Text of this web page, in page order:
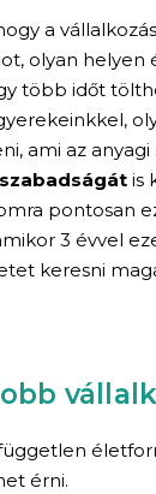
a
olyan helyen
több időt
ami az anyagi
is
pontosan
3 évvel
keresni
érni.